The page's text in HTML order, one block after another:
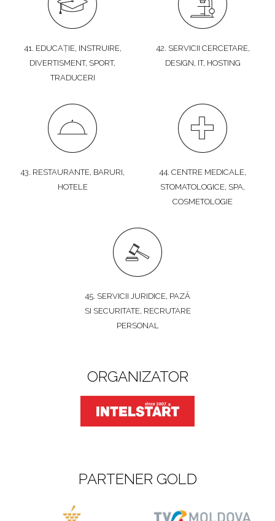
41. EDUCAȚIE, INSTRUIRE,
DIVERTISMENT, SPORT,
TRADUCERI
42. SERVICII CERCETARE,
DESIGN, IT, HOSTING
43. RESTAURANTE, BARURI,
HOTELE
44. CENTRE MEDICALE,
STOMATOLOGICE, SPA,
COSMETOLOGIE
45. SERVICII JURIDICE, PAZĂ
SI SECURITATE, RECRUTARE
PERSONAL
ORGANIZATOR
PARTENER GOLD